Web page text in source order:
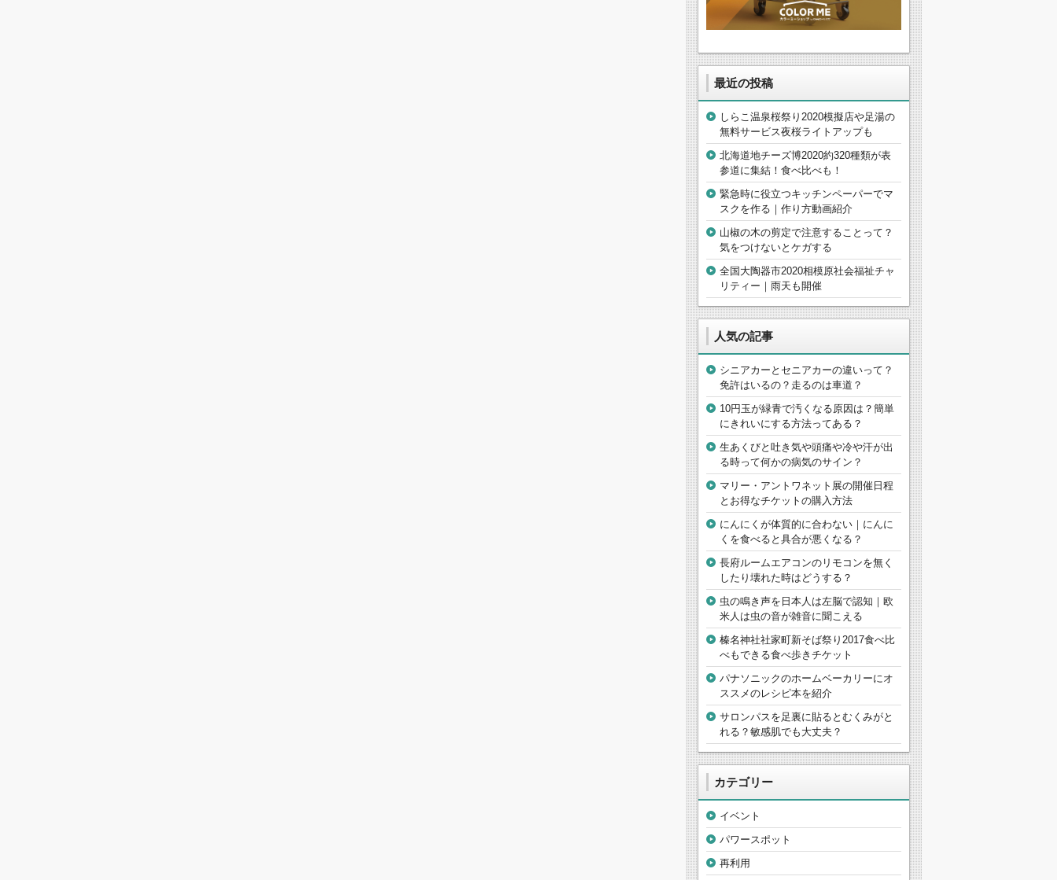
最近の投稿
しらこ温泉桜祭り2020模擬店や足湯の
無料サービス夜桜ライトアップも
北海道地チーズ博2020約320種類が表
参道に集結！食べ比べも！
緊急時に役立つキッチンペーパーでマ
スクを作る｜作り方動画紹介
山椒の木の剪定で注意することって？
気をつけないとケガする
全国大陶器市2020相模原社会福祉チャ
リティー｜雨天も開催
人気の記事
シニアカーとセニアカーの違いって？
免許はいるの？走るのは車道？
10円玉が緑青で汚くなる原因は？簡単
にきれいにする方法ってある？
生あくびと吐き気や頭痛や冷や汗が出
る時って何かの病気のサイン？
マリー・アントワネット展の開催日程
とお得なチケットの購入方法
にんにくが体質的に合わない｜にんに
くを食べると具合が悪くなる？
長府ルームエアコンのリモコンを無く
したり壊れた時はどうする？
虫の鳴き声を日本人は左脳で認知｜欧
米人は虫の音が雑音に聞こえる
榛名神社社家町新そば祭り2017食べ比
べもできる食べ歩きチケット
パナソニックのホームベーカリーにオ
ススメのレシピ本を紹介
サロンパスを足裏に貼るとむくみがと
れる？敏感肌でも大丈夫？
カテゴリー
イベント
パワースポット
再利用